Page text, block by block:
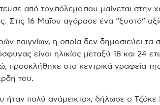
από τον πόλεμο που μαίνεται στην
Στις 16 Μαΐου αγόρασε ένα “ξυστό”
παιγνίων, η οποία δεν δημοσιεύει τα
είναι ηλικίας μεταξύ 18 και 24
προσκλήθηκε στα κεντρικά γραφεία
του.
ήταν πολύ ανάμεικτα», δήλωσε ο